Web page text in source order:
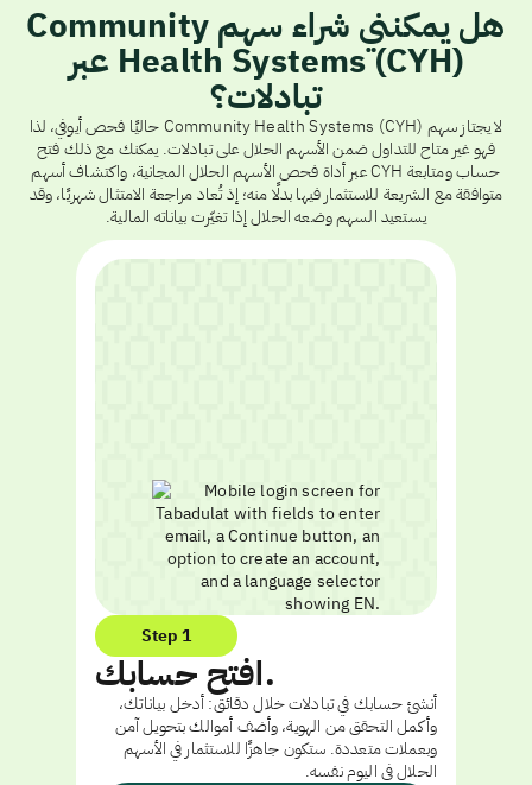
هل يمكنني شراء سهم Community
Health Systems (CYH) عبر
تبادلات؟
لا يجتاز سهم Community Health Systems (CYH) حاليًا فحص أيوفي، لذا
فهو غير متاح للتداول ضمن الأسهم الحلال على تبادلات. يمكنك مع ذلك فتح
حساب ومتابعة CYH عبر أداة فحص الأسهم الحلال المجانية، واكتشاف أسهم
متوافقة مع الشريعة للاستثمار فيها بدلًا منه؛ إذ تُعاد مراجعة الامتثال شهريًا، وقد
يستعيد السهم وضعه الحلال إذا تغيّرت بياناته المالية.
Step 1
افتح حسابك.
أنشئ حسابك في تبادلات خلال دقائق: أدخل بياناتك،
وأكمل التحقق من الهوية، وأضف أموالك بتحويل آمن
وبعملات متعددة. ستكون جاهزًا للاستثمار في الأسهم
الحلال في اليوم نفسه.